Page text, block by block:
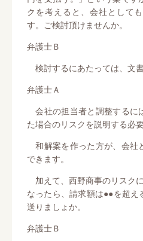
クを考えると、会社として
す。ご検討頂けませんか。
弁護士Ｂ
検討するにあたっては、文
弁護士Ａ
会社の担当者と調整するに
た場合のリスクを説明する必
和解案を作った方が、会社
できます。
加えて、西野商事のリスク
なったら、請求額は●●を超え
送りましょか。
弁護士Ｂ